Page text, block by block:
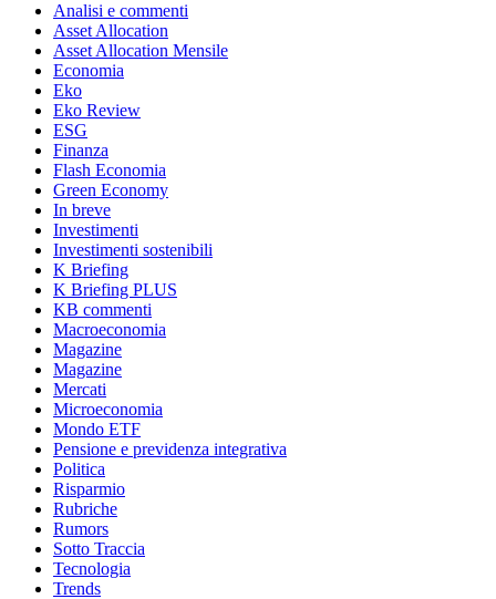
Analisi e commenti
Asset Allocation
Asset Allocation Mensile
Economia
Eko
Eko Review
ESG
Finanza
Flash Economia
Green Economy
In breve
Investimenti
Investimenti sostenibili
K Briefing
K Briefing PLUS
KB commenti
Macroeconomia
Magazine
Magazine
Mercati
Microeconomia
Mondo ETF
Pensione e previdenza integrativa
Politica
Risparmio
Rubriche
Rumors
Sotto Traccia
Tecnologia
Trends